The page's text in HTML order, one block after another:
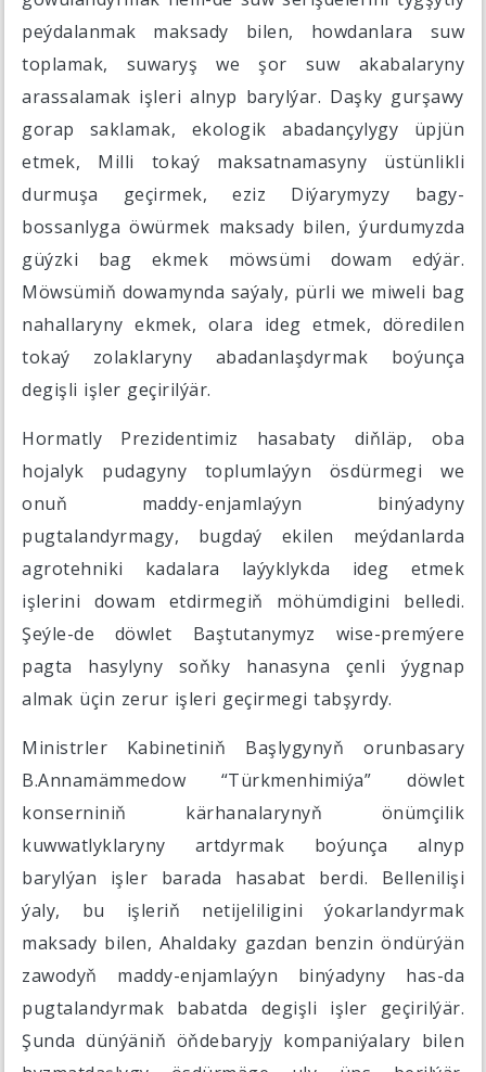
peýdalanmak maksady bilen, howdanlara suw
toplamak, suwaryş we şor suw akabalaryny
arassalamak işleri alnyp barylýar. Daşky gurşawy
gorap saklamak, ekologik abadançylygy üpjün
etmek, Milli tokaý maksatnamasyny üstünlikli
durmuşa geçirmek, eziz Diýarymyzy bagy-
bossanlyga öwürmek maksady bilen, ýurdumyzda
güýzki bag ekmek möwsümi dowam edýär.
Möwsümiň dowamynda saýaly, pürli we miweli bag
nahallaryny ekmek, olara ideg etmek, döredilen
tokaý zolaklaryny abadanlaşdyrmak boýunça
degişli işler geçirilýär.
Hormatly Prezidentimiz hasabaty diňläp, oba
hojalyk pudagyny toplumlaýyn ösdürmegi we
onuň maddy-enjamlaýyn binýadyny
pugtalandyrmagy, bugdaý ekilen meýdanlarda
agrotehniki kadalara laýyklykda ideg etmek
işlerini dowam etdirmegiň möhümdigini belledi.
Şeýle-de döwlet Baştutanymyz wise-premýere
pagta hasylyny soňky hanasyna çenli ýygnap
almak üçin zerur işleri geçirmegi tabşyrdy.
Ministrler Kabinetiniň Başlygynyň orunbasary
B.Annamämmedow “Türkmenhimiýa” döwlet
konserniniň kärhanalarynyň önümçilik
kuwwatlyklaryny artdyrmak boýunça alnyp
barylýan işler barada hasabat berdi. Bellenilişi
ýaly, bu işleriň netijeliligini ýokarlandyrmak
maksady bilen, Ahaldaky gazdan benzin öndürýän
zawodyň maddy-enjamlaýyn binýadyny has-da
pugtalandyrmak babatda degişli işler geçirilýär.
Şunda dünýäniň öňdebaryjy kompaniýalary bilen